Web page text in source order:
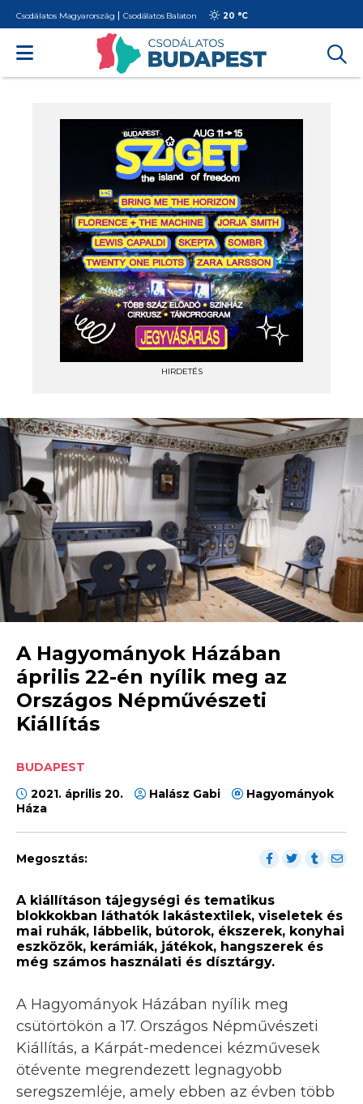
Csodálatos Magyarország Csodálatos Balaton 20 °C
HIRDETÉS
A Hagyományok Házában
április 22-én nyílik meg az
Országos Népművészeti
Kiállítás
BUDAPEST
2021. április 20.
Halász Gabi
Hagyományok
Háza
Megosztás:
A kiállításon tájegységi és tematikus
blokkokban láthatók lakástextilek, viseletek és
mai ruhák, lábbelik, bútorok, ékszerek, konyhai
eszközök, kerámiák, játékok, hangszerek és
még számos használati és dísztárgy.
A Hagyományok Házában nyílik meg
csütörtökön a 17. Országos Népművészeti
Kiállítás, a Kárpát-medencei kézművesek
ötévente megrendezett legnagyobb
seregszemléje, amely ebben az évben több